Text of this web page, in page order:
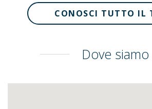
CONOSCI TUTTO IL
Dove siamo